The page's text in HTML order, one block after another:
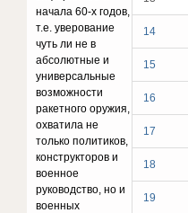
14
15
16
17
18
19
начала 60-х годов,
т.е. уверование
чуть ли не в
абсолютные и
универсальные
возможности
ракетного оружия,
охватила не
только политиков,
конструкторов и
военное
руководство, но и
военных